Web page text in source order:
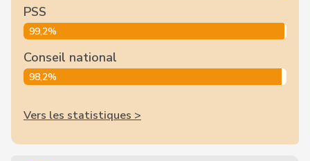
PSS
99,2%
Conseil national
98,2%
Vers les statistiques >